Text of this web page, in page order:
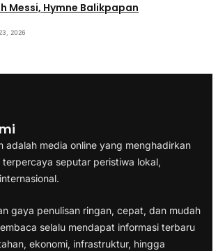
Messi, Hymne Balikpapan
2026
adalah media online yang menghadirkan
seputar peristiwa lokal,
gaya penulisan ringan, cepat, dan mudah
selalu mendapat informasi terbaru
ekonomi, infrastruktur, hingga